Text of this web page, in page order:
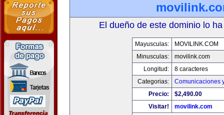
El dueño de este dominio lo
Mayusculas:
MOVILINK.COM
Minusculas:
movilink.com
Longitud:
8 caracteres
Categorias:
Comunicaciones
Precio:
$2,490.00
Visitar!
movilink.com